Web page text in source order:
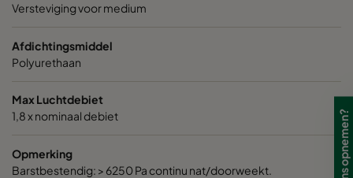
Versteviging voor medium
Afdichtingsmiddel
Polyurethaan
Max Luchtdebiet
1,8 x nominaal debiet
Opmerking
Barstbestendig: > 6250 Pa continu nat/doorweekt.